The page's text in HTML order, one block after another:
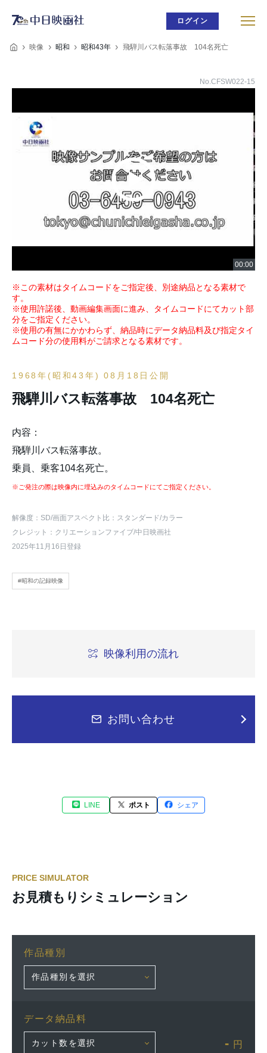
ログイン
映像 昭和 昭和43年 飛騨川バス転落事故 104名死亡
No.CFSW022-15
※この素材はタイムコードをご指定後、別途納品となる素材で
す。
※使用許諾後、動画編集画面に進み、タイムコードにてカット部
分をご指定ください。
※使用の有無にかかわらず、納品時にデータ納品料及び指定タイ
ムコード分の使用料がご請求となる素材です。
1968年(昭和43年) 08月18日公開
飛騨川バス転落事故 104名死亡
内容：
飛騨川バス転落事故。
乗員、乗客104名死亡。
※ご発注の際は映像内に埋込みのタイムコードにてご指定ください。
解像度：SD/画面アスペクト比：スタンダード/カラー
クレジット：クリエーションファイブ/中日映画社
2025年11月16日登録
#昭和の記録映像
映像利用の流れ
お問い合わせ
LINE ポスト シェア
PRICE SIMULATOR
お見積もりシミュレーション
作品種別
データ納品料
- 円